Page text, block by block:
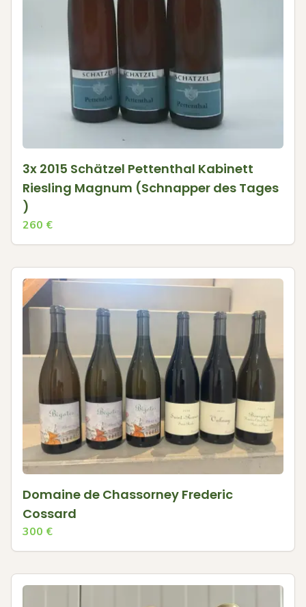
3x 2015 Schätzel Pettenthal Kabinett
Riesling Magnum (Schnapper des Tages
)
260 €
Domaine de Chassorney Frederic
Cossard
300 €